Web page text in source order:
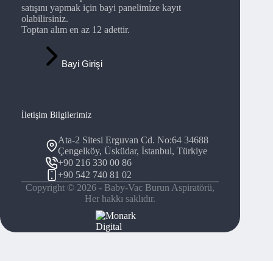
satışını yapmak için bayi panelimize kayıt
olabilirsiniz.
Toptan alım en az 12 adettir.
Bayi Girişi
İletişim Bilgilerimiz
Ata-2 Sitesi Erguvan Cd. No:64 34688
Çengelköy, Üsküdar, İstanbul, Türkiye
+90 216 330 00 86
+90 542 740 81 02
Copyright © 2026 - Baby-Vac Burun Aspiratörü,
Her hakkı saklıdır.